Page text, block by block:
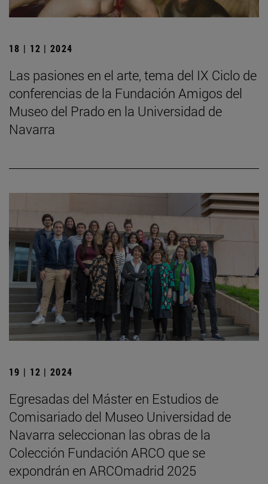
18 | 12 | 2024
Las pasiones en el arte, tema del IX Ciclo de
conferencias de la Fundación Amigos del
Museo del Prado en la Universidad de
Navarra
19 | 12 | 2024
Egresadas del Máster en Estudios de
Comisariado del Museo Universidad de
Navarra seleccionan las obras de la
Colección Fundación ARCO que se
expondrán en ARCOmadrid 2025